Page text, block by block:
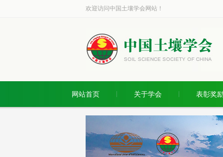
欢迎访问中国土壤学会网站！
网站首页 关于学会 表彰奖